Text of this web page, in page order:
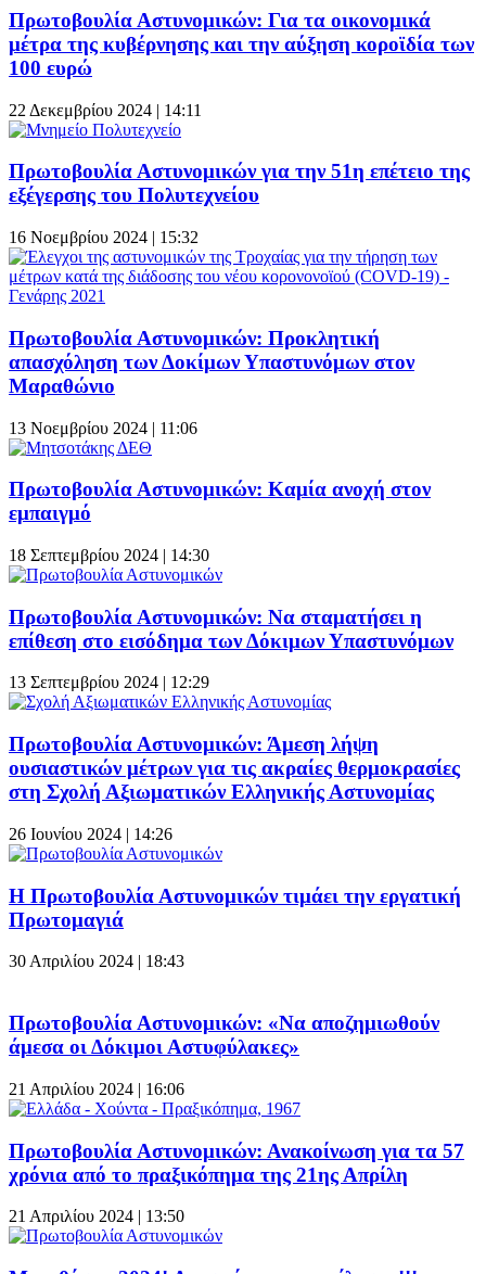
Πρωτοβουλία Αστυνομικών: Για τα οικονομικά
μέτρα της κυβέρνησης και την αύξηση κοροϊδία των
100 ευρώ
22 Δεκεμβρίου 2024 | 14:11
Πρωτοβουλία Αστυνομικών για την 51η επέτειο της
εξέγερσης του Πολυτεχνείου
16 Νοεμβρίου 2024 | 15:32
Πρωτοβουλία Αστυνομικών: Προκλητική
απασχόληση των Δοκίμων Υπαστυνόμων στον
Μαραθώνιο
13 Νοεμβρίου 2024 | 11:06
Πρωτοβουλία Αστυνομικών: Καμία ανοχή στον
εμπαιγμό
18 Σεπτεμβρίου 2024 | 14:30
Πρωτοβουλία Αστυνομικών: Να σταματήσει η
επίθεση στο εισόδημα των Δόκιμων Υπαστυνόμων
13 Σεπτεμβρίου 2024 | 12:29
Πρωτοβουλία Αστυνομικών: Άμεση λήψη
ουσιαστικών μέτρων για τις ακραίες θερμοκρασίες
στη Σχολή Αξιωματικών Ελληνικής Αστυνομίας
26 Ιουνίου 2024 | 14:26
Η Πρωτοβουλία Αστυνομικών τιμάει την εργατική
Πρωτομαγιά
30 Απριλίου 2024 | 18:43
Πρωτοβουλία Αστυνομικών: «Να αποζημιωθούν
άμεσα οι Δόκιμοι Αστυφύλακες»
21 Απριλίου 2024 | 16:06
Πρωτοβουλία Αστυνομικών: Ανακοίνωση για τα 57
χρόνια από το πραξικόπημα της 21ης Απρίλη
21 Απριλίου 2024 | 13:50